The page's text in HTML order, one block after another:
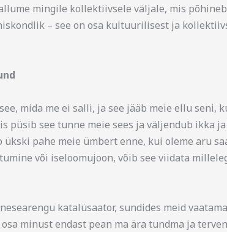
mingile kollektiivsele väljale, mis
– see on osa kultuurilisest ja
mida me ei salli, ja see jääb meie ellu seni,
püsib see tunne meie sees ja väljendub ikka
ükski pahe meie ümbert enne, kui oleme aru
või iseloomujoon, võib see viidata
katalüsaator, sundides meid
minust endast pean ma ära tundma ja